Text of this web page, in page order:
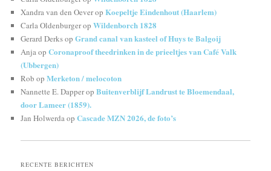
Xandra van den OeveropKoepeltje Eindenhout (Haarlem)
Carla OldenburgeropWildenborch 1828
Gerard DerksopGrand canal van kasteel of Huys te Balgoij
AnjaopCoronaproof theedrinken in de prieeltjes van Café Valk
(Ubbergen)
Rob opMerketon / melocoton
Nannette E. DapperopBuitenverblijf Landrust te Bloemendaal,
door Lameer (1859).
Jan HolwerdaopCascade MZN 2026, de foto’s
RECENTE BERICHTEN